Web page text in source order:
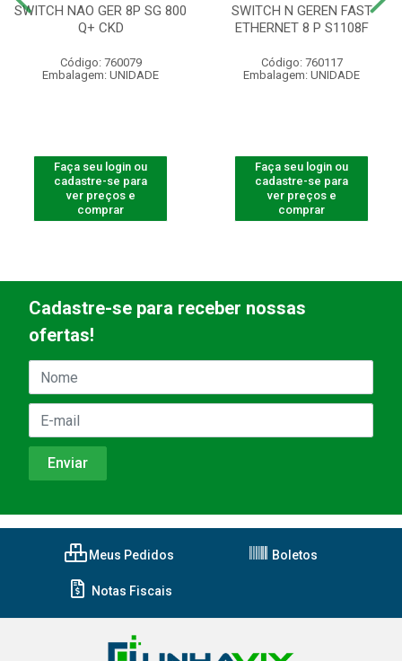
SWITCH NAO GER 8P SG 800
Q+ CKD
Código: 760079
Embalagem: UNIDADE
Faça seu login ou
cadastre-se para
ver preços e
comprar
SWITCH N GEREN FAST
ETHERNET 8 P S1108F
Código: 760117
Embalagem: UNIDADE
Faça seu login ou
cadastre-se para
ver preços e
comprar
Cadastre-se para receber nossas
ofertas!
Meus Pedidos Boletos
Notas Fiscais